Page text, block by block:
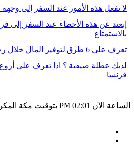
لا تفعل هذه الأمور عند السفر إلى وجهة
إبعتد عن هذه الأخطاء عند السفر إلى
بالاستمتاع
تعرف على 6 طرق لتوفير المال خلال رحلة السفر إلى سويسرا
لديك عطلة صيفية ؟ اذا تعرف على
فرنسا
الساعة الآن 02:01 PM بتوقيت مكة